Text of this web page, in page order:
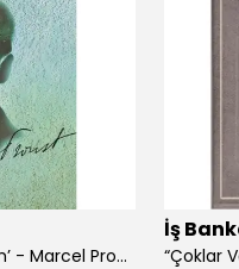
‘Kalan Son Güzel Kağıdım’ - Marcel Proust
İş